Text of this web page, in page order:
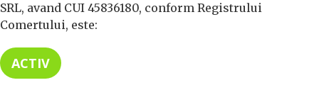
SRL, avand CUI 45836180, conform Registrului
Comertului, este:
ACTIV